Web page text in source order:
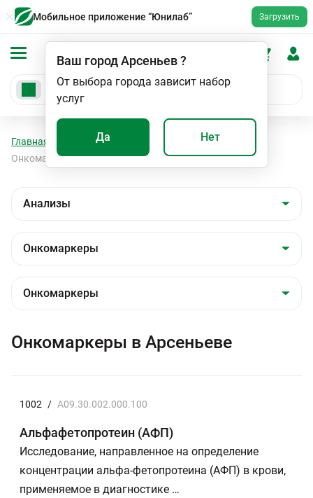
Мобильное приложение “Юнилаб” Загрузить
Ваш городАрсеньев?
От выбора города зависит набор
услуг
Да Нет
Главная Анализы
Онкомаркеры
Онкомаркеры
Онкомаркеры в Арсеньеве
1002 / A09.30.002.000.100
Альфафетопротеин (АФП)
Исследование, направленное на определение
концентрации альфа-фетопротеина (АФП) в крови,
применяемое в диагностике …